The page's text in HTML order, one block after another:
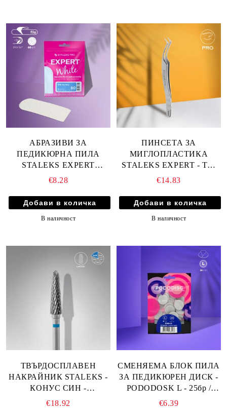
АБРАЗИВИ ЗА
ПЕДИКЮРНА ПИЛА
STALEKS EXPERT
ГРУБОСТ 80 - 30бр DFE-
€8.28
В наличност
ПИНСЕТА ЗА
МИГЛОПЛАСТИКА
STALEKS EXPERT - TE-
41/2
€14.83
В наличност
ТВЪРДОСПЛАВЕН
НАКРАЙНИК STALEKS -
КОНУС СИН -
ДИАМЕТЪР 4мм
€18.92
СМЕНЯЕМА БЛОК ПИЛА
ЗА ПЕДИКЮРЕН ДИСК -
PODODOSK L - 25бр /
25мм - PDFB-25
€6.39